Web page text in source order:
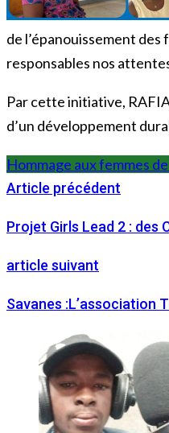
de l’épanouissement
responsables nos
Par cette initiative,
d’un développement
Hommage aux femmes
Article précédent
Projet Girls Lead 2 :
article suivant
Savanes :L’association